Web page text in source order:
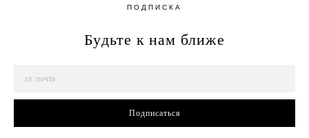
ПОДПИСКА
Будьте к нам ближе
Подписаться